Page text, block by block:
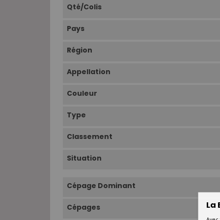
Qté/Colis
Pays
Région
Appellation
Couleur
Type
Classement
Situation
Cépage Dominant
Cépages La